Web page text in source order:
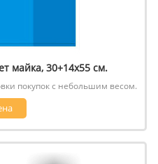
майка, 30+14х55 см.
покупок с небольшим весом.